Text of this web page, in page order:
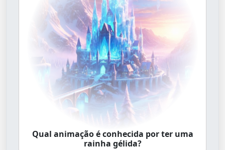
Qual animação é conhecida por ter uma
rainha gélida?